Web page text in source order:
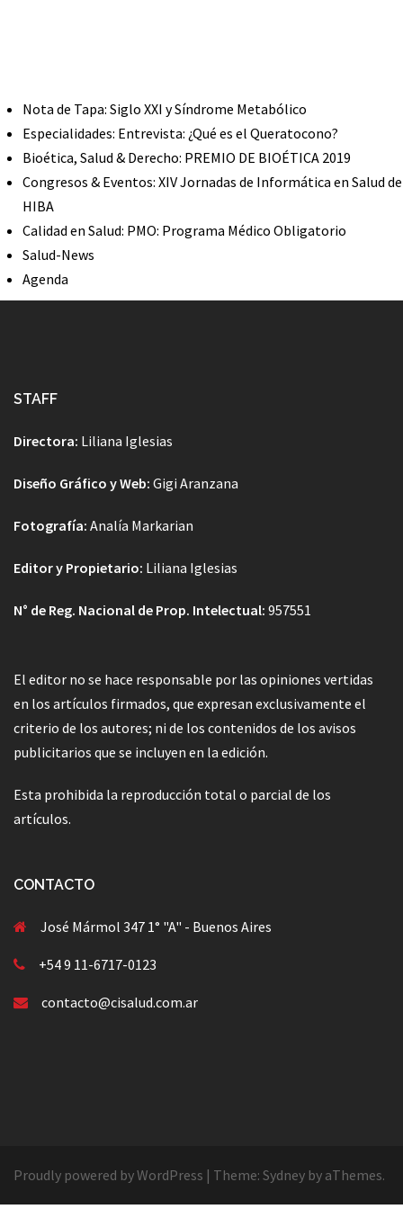
Nota de Tapa: Siglo XXI y Síndrome Metabólico
Especialidades: Entrevista: ¿Qué es el Queratocono?
Bioética, Salud & Derecho: PREMIO DE BIOÉTICA 2019
Congresos & Eventos: XIV Jornadas de Informática en Salud de
HIBA
Calidad en Salud: PMO: Programa Médico Obligatorio
Salud-News
Agenda
STAFF
Directora: Liliana Iglesias
Diseño Gráfico y Web: Gigi Aranzana
Fotografía: Analía Markarian
Editor y Propietario: Liliana Iglesias
N° de Reg. Nacional de Prop. Intelectual: 957551
El editor no se hace responsable por las opiniones vertidas
en los artículos firmados, que expresan exclusivamente el
criterio de los autores; ni de los contenidos de los avisos
publicitarios que se incluyen en la edición.
Esta prohibida la reproducción total o parcial de los
artículos.
CONTACTO
José Mármol 347 1° "A" - Buenos Aires
+54 9 11-6717-0123
contacto@cisalud.com.ar
Proudly powered by WordPress | Theme: Sydney by aThemes.